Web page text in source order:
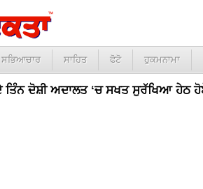
ਸਭਿਆਚਾਰ ਸਾਹਿਤ ਫੋਟੋ ਹੁਕਮਨਾਮਾ
ਦੋਸ਼ੀ ਅਦਾਲਤ ‘ਚ ਸਖਤ ਸੁਰੱਖਿਆ ਹੇਠ